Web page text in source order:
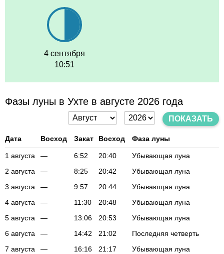
4 сентября
10:51
Фазы луны в Ухте в августе 2026 года
ПОКАЗАТЬ
Дата Восход Закат Восход Фаза луны
1 августа — 6:52 20:40
Убывающая луна
2 августа
— 8:25 20:42
Убывающая луна
3 августа
— 9:57 20:44
Убывающая луна
4 августа
— 11:30 20:48
Убывающая луна
5 августа
— 13:06 20:53
Убывающая луна
6 августа
— 14:42 21:02
Последняя четверть
7 августа
— 16:16 21:17
Убывающая луна